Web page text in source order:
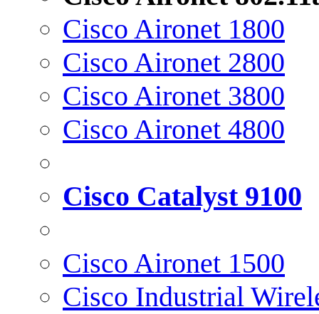
Cisco Aironet 1800
Cisco Aironet 2800
Cisco Aironet 3800
Cisco Aironet 4800
Cisco Catalyst 9100
Cisco Aironet 1500
Cisco Industrial